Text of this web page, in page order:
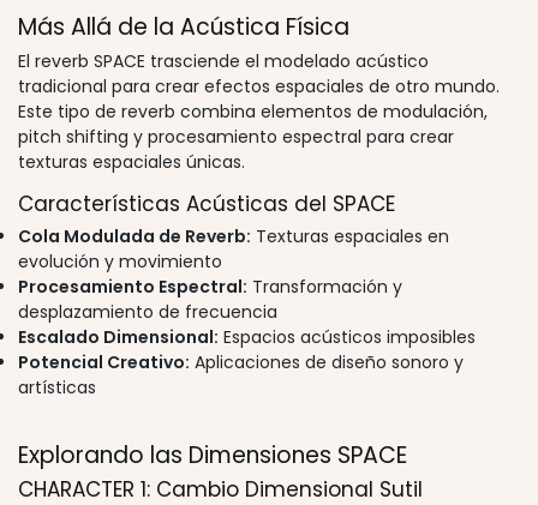
Más Allá de la Acústica Física
El reverb SPACE trasciende el modelado acústico
tradicional para crear efectos espaciales de otro mundo.
Este tipo de reverb combina elementos de modulación,
pitch shifting y procesamiento espectral para crear
texturas espaciales únicas.
Características Acústicas del SPACE
Cola Modulada de Reverb: Texturas espaciales en
evolución y movimiento
Procesamiento Espectral: Transformación y
desplazamiento de frecuencia
Escalado Dimensional: Espacios acústicos imposibles
Potencial Creativo: Aplicaciones de diseño sonoro y
artísticas
Explorando las Dimensiones SPACE
CHARACTER 1: Cambio Dimensional Sutil